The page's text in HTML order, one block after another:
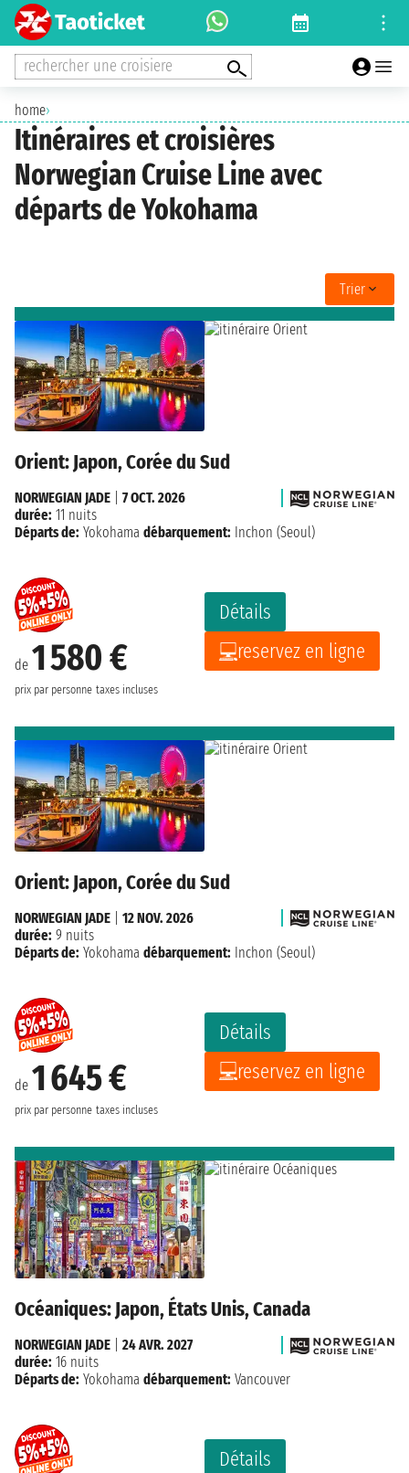
rechercher une croisiere
home›
Itinéraires et croisières
Norwegian Cruise Line avec
départs de Yokohama
Trier
Orient: Japon, Corée du Sud
de 1 580 €
prix par personne taxes incluses
Détails
reservez en ligne
NORWEGIAN JADE
7 OCT. 2026
durée: 11 nuits
Départs de: Yokohama débarquement: Inchon (Seoul)
Orient: Japon, Corée du Sud
de 1 645 €
prix par personne taxes incluses
Détails
reservez en ligne
NORWEGIAN JADE
12 NOV. 2026
durée: 9 nuits
Départs de: Yokohama débarquement: Inchon (Seoul)
Océaniques: Japon, États Unis, Canada
Détails
NORWEGIAN JADE
24 AVR. 2027
durée: 16 nuits
Départs de: Yokohama débarquement: Vancouver